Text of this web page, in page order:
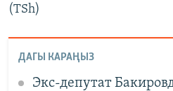
(TSh)
ДАГЫ КАРАҢЫЗ
Экс-депутат